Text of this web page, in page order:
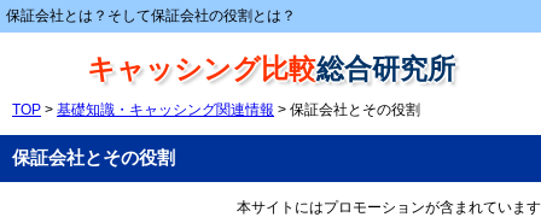
保証会社とは？そして保証会社の役割とは？
キャッシング比較総合研究所
TOP > 基礎知識・キャッシング関連情報 > 保証会社とその役割
保証会社とその役割
本サイトにはプロモーションが含まれています